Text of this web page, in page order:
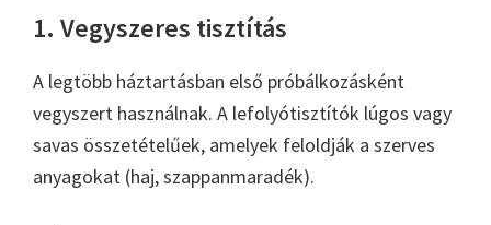
1. Vegyszeres tisztítás
A legtöbb háztartásban első próbálkozásként
vegyszert használnak. A lefolyótisztítók lúgos vagy
savas összetételűek, amelyek feloldják a szerves
anyagokat (haj, szappanmaradék).